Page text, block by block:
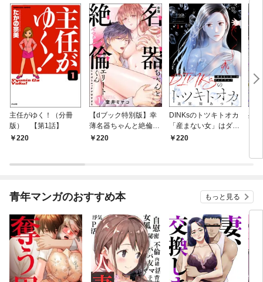
主任がゆく！（分冊
版） 【第1話】
220
【dブック特別版】幸
薄名器ちゃんと絶倫エ
リートくん むさぼりエ
220
DINKsのトツキトオカ
「産まない女」はダメ
ですか？（分冊版）
220
残
青年マンガのおすすめ本 もっと見る